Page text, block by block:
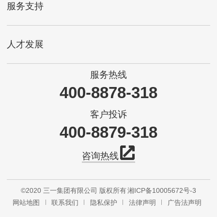
服务支持
人才发展
服务热线
400-8878-318
客户投诉
400-8879-318
咨询热线
©2020 三一集团有限公司 版权所有湘ICP备10005672号-3
网站地图
联系我们 隐私保护 法律声明 广告法声明